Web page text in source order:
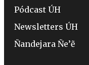
Pódcast ÚH
Newsletters ÚH
Ñandejara Ñe’ẽ